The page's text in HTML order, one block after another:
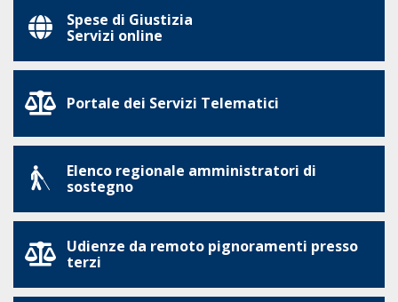
Spese di Giustizia
Servizi online
Portale dei Servizi Telematici
Elenco regionale amministratori di
sostegno
Udienze da remoto pignoramenti presso
terzi